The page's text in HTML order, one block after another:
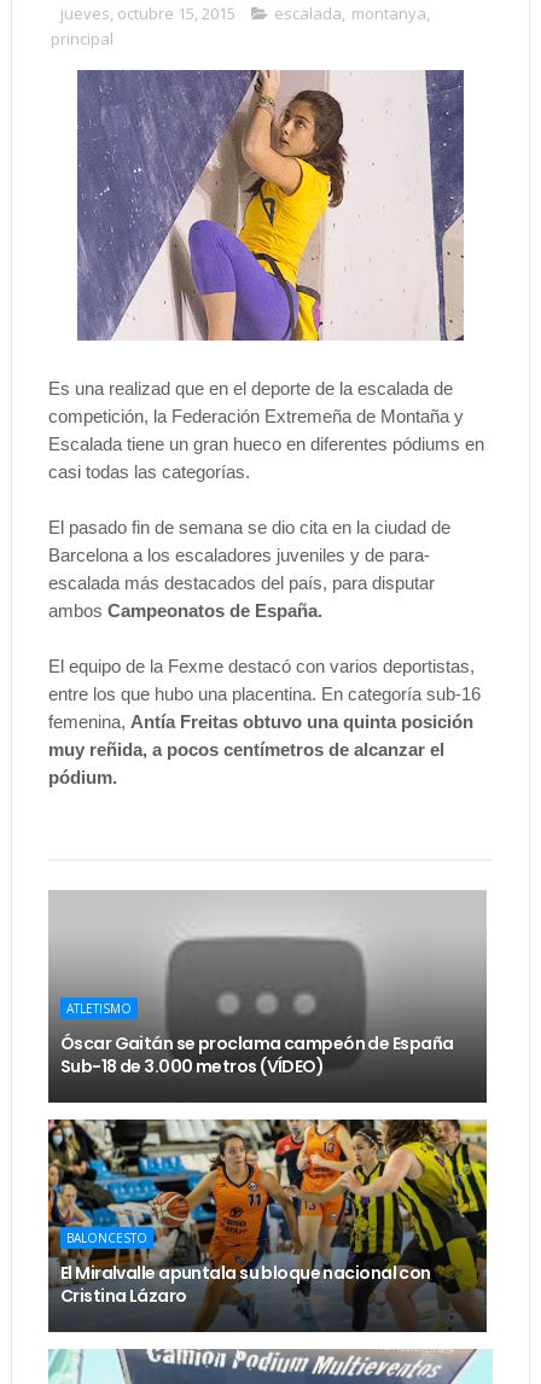
jueves, octubre 15, 2015 escalada, montanya,
principal
Es una realizad que en el deporte de la escalada de
competición, la Federación Extremeña de Montaña y
Escalada tiene un gran hueco en diferentes pódiums en
casi todas las categorías.
El pasado fin de semana se dio cita en la ciudad de
Barcelona a los escaladores juveniles y de para-
escalada más destacados del país, para disputar
ambos Campeonatos de España.
El equipo de la Fexme destacó con varios deportistas,
entre los que hubo una placentina. En categoría sub-16
femenina, Antía Freitas obtuvo una quinta posición
muy reñida, a pocos centímetros de alcanzar el
pódium.
ATLETISMO
Óscar Gaitán se proclama campeón de España
Sub-18 de 3.000 metros (VÍDEO)
BALONCESTO
El Miralvalle apuntala su bloque nacional con
Cristina Lázaro